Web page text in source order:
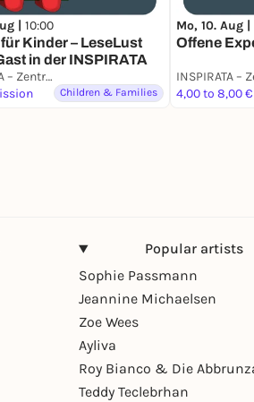
| 10:00
Kinder – LeseLust
in der INSPIRATA
INSPIRATA – Zentrum für mathematisch-naturwissenschaftliche Bildung e.V.
Children & Families
Mo, 10. Aug |
Offene
4,00 to 8,00 €
Popular artists
Sophie Passmann
Jeannine Michaelsen
Zoe Wees
Ayliva
Roy Bianco & Die
Teddy Teclebrhan